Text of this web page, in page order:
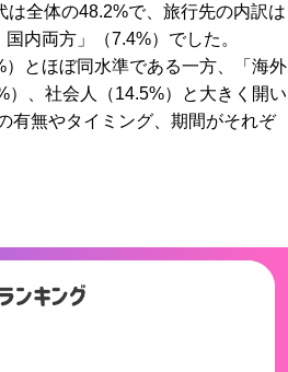
全体の48.2%で、旅行先の内訳は
内両方」（7.4%）でした。
とほぼ同水準である一方、「海外
、社会人（14.5%）と大きく開い
有無やタイミング、期間がそれぞ